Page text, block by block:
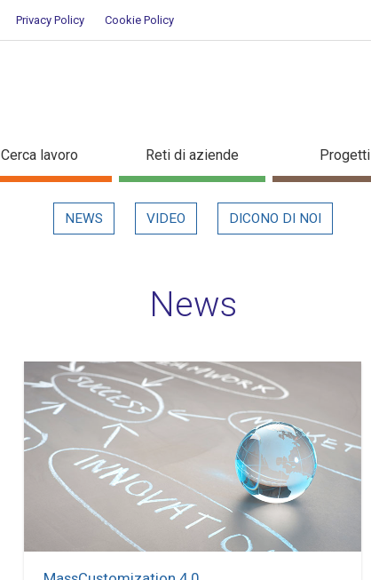
Privacy Policy Cookie Policy
Cerca lavoro Reti di aziende Progetti
NEWS VIDEO DICONO DI NOI
News